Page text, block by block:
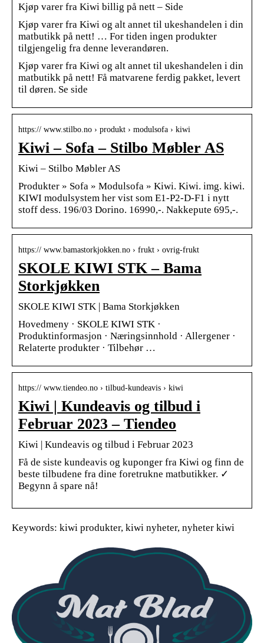
Kjøp varer fra Kiwi billig på nett – Side
Kjøp varer fra Kiwi og alt annet til ukeshandelen i din
matbutikk på nett! … For tiden ingen produkter
tilgjengelig fra denne leverandøren.
Kjøp varer fra Kiwi og alt annet til ukeshandelen i din
matbutikk på nett! Få matvarene ferdig pakket, levert
til døren. Se side
https:// www.stilbo.no › produkt › modulsofa › kiwi
Kiwi – Sofa – Stilbo Møbler AS
Kiwi – Stilbo Møbler AS
Produkter » Sofa » Modulsofa » Kiwi. Kiwi. img. kiwi.
KIWI modulsystem her vist som E1-P2-D-F1 i nytt
stoff dess. 196/03 Dorino. 16990,-. Nakkepute 695,-.
https:// www.bamastorkjokken.no › frukt › ovrig-frukt
SKOLE KIWI STK – Bama
Storkjøkken
SKOLE KIWI STK | Bama Storkjøkken
Hovedmeny · SKOLE KIWI STK ·
Produktinformasjon · Næringsinnhold · Allergener ·
Relaterte produkter · Tilbehør …
https:// www.tiendeo.no › tilbud-kundeavis › kiwi
Kiwi | Kundeavis og tilbud i
Februar 2023 – Tiendeo
Kiwi | Kundeavis og tilbud i Februar 2023
Få de siste kundeavis og kuponger fra Kiwi og finn de
beste tilbudene fra dine foretrukne matbutikker. ✓
Begynn å spare nå!
Keywords: kiwi produkter, kiwi nyheter, nyheter kiwi